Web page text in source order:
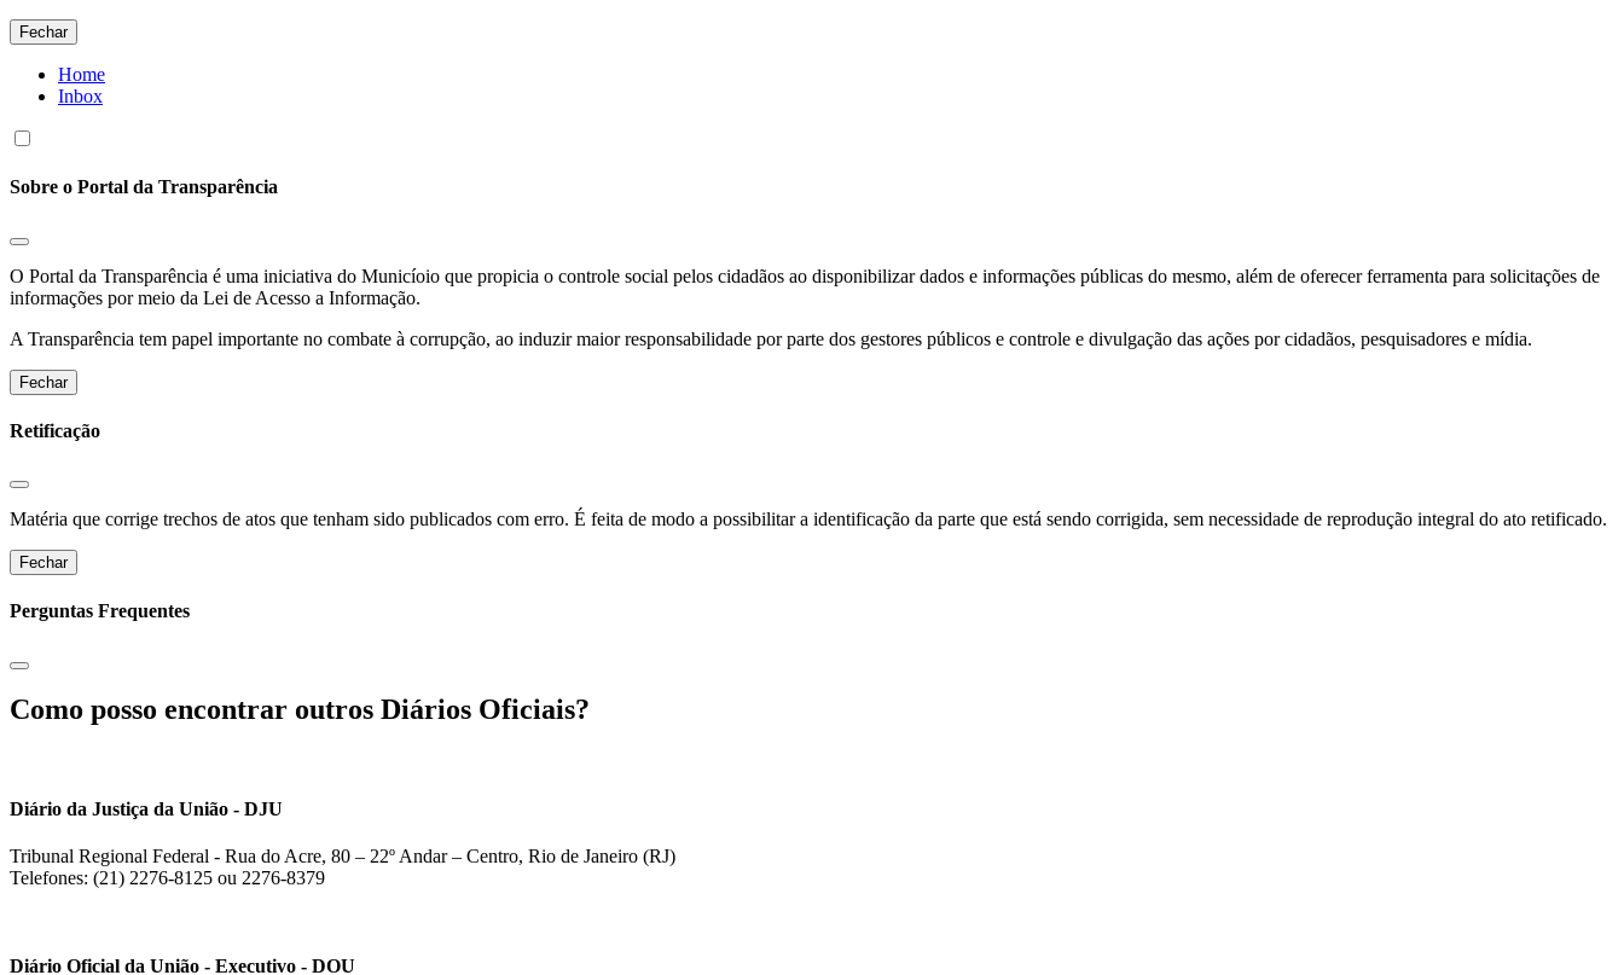
Fechar
Home
Inbox
Sobre o Portal da Transparência
O Portal da Transparência é uma iniciativa do Municíoio que propicia o controle social pelos cidadãos ao disponibilizar dados e informações públicas do mesmo, além de oferecer ferramenta para solicitações de
informações por meio da Lei de Acesso a Informação.
A Transparência tem papel importante no combate à corrupção, ao induzir maior responsabilidade por parte dos gestores públicos e controle e divulgação das ações por cidadãos, pesquisadores e mídia.
Fechar
Retificação
Matéria que corrige trechos de atos que tenham sido publicados com erro. É feita de modo a possibilitar a identificação da parte que está sendo corrigida, sem necessidade de reprodução integral do ato retificado.
Fechar
Perguntas Frequentes
Como posso encontrar outros Diários Oficiais?
Diário da Justiça da União - DJU
Tribunal Regional Federal - Rua do Acre, 80 – 22º Andar – Centro, Rio de Janeiro (RJ)
Telefones: (21) 2276-8125 ou 2276-8379
Diário Oficial da União - Executivo - DOU